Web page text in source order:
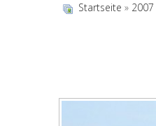
Startseite » 2007